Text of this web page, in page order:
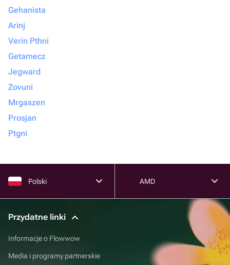
Gehanista
Arinj
Verin Pthni
Getamecz
Jegward
Zovuni
Mrgaszen
Prosjan
Ptgni
Polski AMD
Przydatne linki
Informacje o Flowwow
Media i programy partnerskie